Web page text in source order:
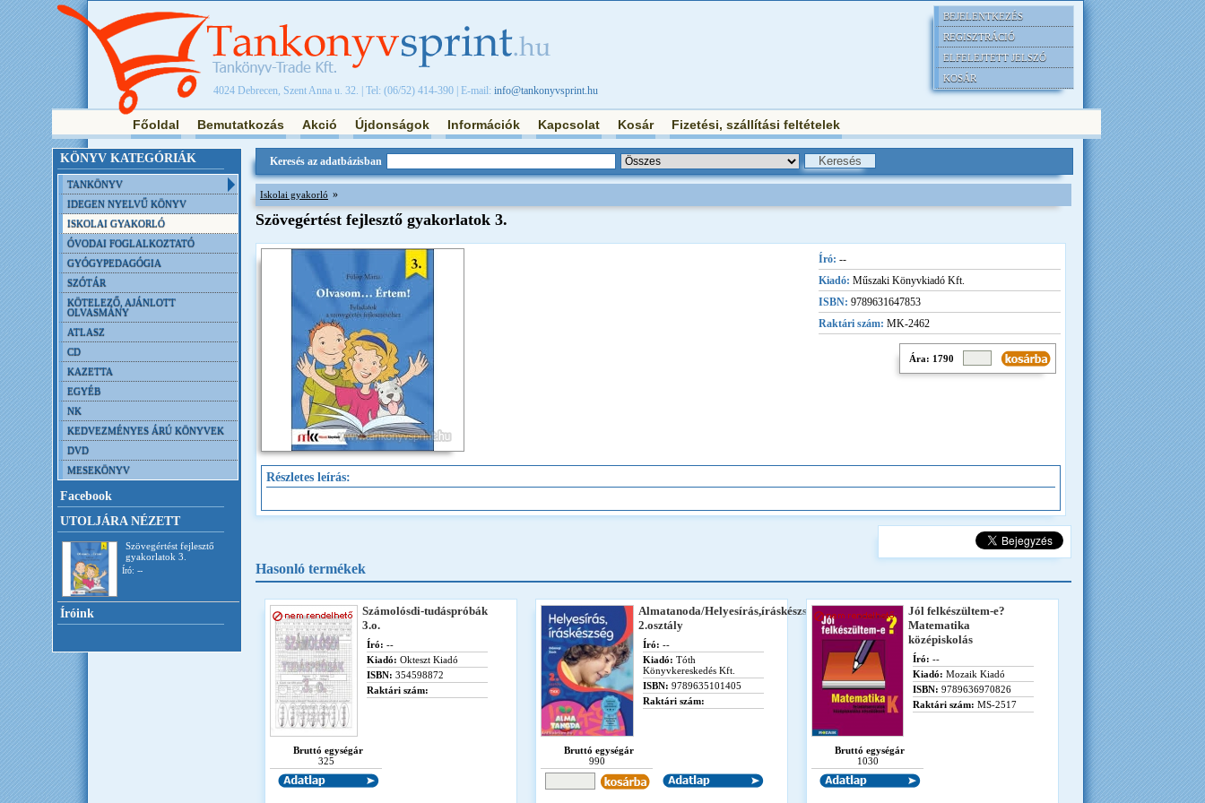
4024 Debrecen, Szent Anna u. 32. | Tel: (06/52) 414-390 | E-mail: info@tankonyvsprint.hu
BEJELENTKEZÉS
REGISZTRÁCIÓ
ELFELEJTETT JELSZÓ
KOSÁR
Főoldal Bemutatkozás Akció Újdonságok Információk Kapcsolat Kosár Fizetési, szállítási feltételek
KÖNYV KATEGÓRIÁK
TANKÖNYV
IDEGEN NYELVŰ KÖNYV
ISKOLAI GYAKORLÓ
ÓVODAI FOGLALKOZTATÓ
GYÓGYPEDAGÓGIA
SZÓTÁR
KÖTELEZŐ, AJÁNLOTT
OLVASMÁNY
ATLASZ
CD
KAZETTA
EGYÉB
NK
KEDVEZMÉNYES ÁRÚ KÖNYVEK
DVD
MESEKÖNYV
Facebook
UTOLJÁRA NÉZETT
Szövegértést fejlesztő
gyakorlatok 3.
Író: --
Íróink
Keresés az adatbázisban
Iskolai gyakorló »
Szövegértést fejlesztő gyakorlatok 3.
Író: --
Kiadó: Műszaki Könyvkiadó Kft.
ISBN: 9789631647853
Raktári szám: MK-2462
Ára: 1790
Részletes leírás:
Hasonló termékek
Számolósdi-tudáspróbák
3.o.
Író: --
Kiadó: Okteszt Kiadó
ISBN: 354598872
Raktári szám:
Bruttó egységár
325
Almatanoda/Helyesírás,íráskészség
2.osztály
Író: --
Kiadó: Tóth
Könyvkereskedés Kft.
ISBN: 9789635101405
Raktári szám:
Bruttó egységár
990
Jól felkészültem-e?
Matematika
középiskolás
Író: --
Kiadó: Mozaik Kiadó
ISBN: 9789636970826
Raktári szám: MS-2517
Bruttó egységár
1030